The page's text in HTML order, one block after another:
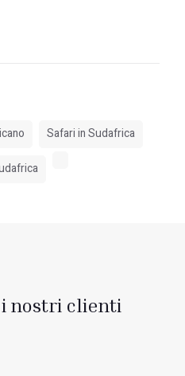
Safari in Sudafrica
i nostri clienti